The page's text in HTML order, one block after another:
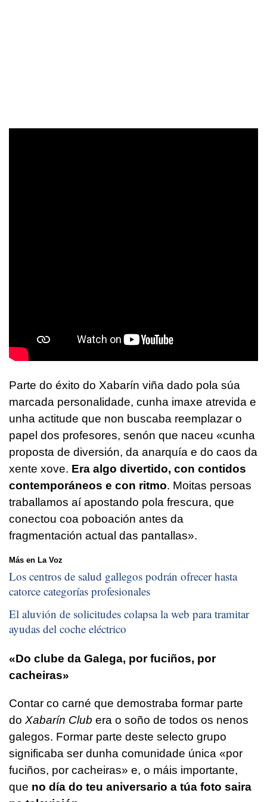
Parte do éxito do Xabarín viña dado pola súa
marcada personalidade, cunha imaxe atrevida e
unha actitude que non buscaba reemplazar o
papel dos profesores, senón que naceu «cunha
proposta de diversión, da anarquía e do caos da
xente xove. Era algo divertido, con contidos
contemporáneos e con ritmo. Moitas persoas
traballamos aí apostando pola frescura, que
conectou coa poboación antes da
fragmentación actual das pantallas».
Más en La Voz
Los centros de salud gallegos podrán ofrecer hasta
catorce categorías profesionales
El aluvión de solicitudes colapsa la web para tramitar
ayudas del coche eléctrico
«Do clube da Galega, por fuciños, por
cacheiras»
Contar co carné que demostraba formar parte
do Xabarín Club era o soño de todos os nenos
galegos. Formar parte deste selecto grupo
significaba ser dunha comunidade única «por
fuciños, por cacheiras» e, o máis importante,
que no día do teu aniversario a túa foto saira